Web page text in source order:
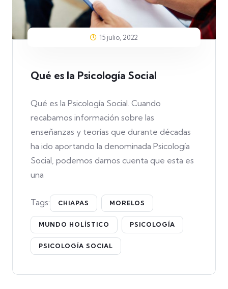
15 julio, 2022
Qué es la Psicología Social
Qué es la Psicología Social. Cuando
recabamos información sobre las
enseñanzas y teorías que durante décadas
ha ido aportando la denominada Psicología
Social, podemos darnos cuenta que esta es
una
Tags: CHIAPAS MORELOS
MUNDO HOLÍSTICO PSICOLOGÍA
PSICOLOGÍA SOCIAL